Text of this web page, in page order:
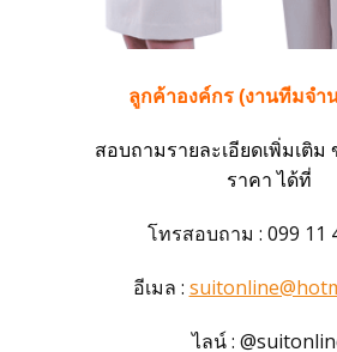
ลูกค้าองค์กร (งานทีมจำ
สอบถามรายละเอียดเพิ่มเติม
ราคา ได้ที่
โทรสอบถาม : 099 11
อีเมล :
ไลน์ :